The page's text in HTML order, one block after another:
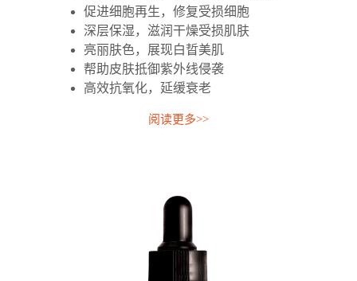
促进细胞再生，修复受损细胞
深层保湿，滋润干燥受损肌肤
亮丽肤色，展现白晢美肌
帮助皮肤抵御紫外线侵袭
高效抗氧化，延缓衰老
阅读更多>>